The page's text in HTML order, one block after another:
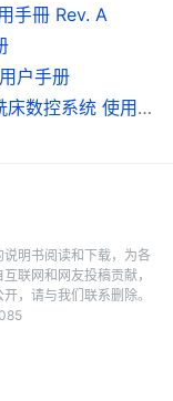
手冊 Rev. A
户手册
广州数控设备有限公司 GSK928MA 钻铣床数控系统 使用手册
明书阅读和下载，为各
联网和网友投稿贡献，
，请与我们联系删除。